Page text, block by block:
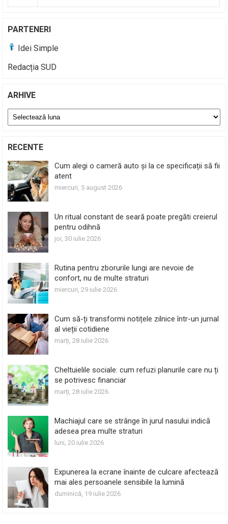
PARTENERI
Idei Simple
Redacția SUD
ARHIVE
Arhive
RECENTE
Cum alegi o cameră auto și la ce specificații să fii
atent
miercuri, 5 august 2026
Un ritual constant de seară poate pregăti creierul
pentru odihnă
joi, 30 iulie 2026
Rutina pentru zborurile lungi are nevoie de
confort, nu de multe straturi
miercuri, 29 iulie 2026
Cum să-ți transformi notițele zilnice într-un jurnal
al vieții cotidiene
marți, 28 iulie 2026
Cheltuielile sociale: cum refuzi planurile care nu ți
se potrivesc financiar
marți, 28 iulie 2026
Machiajul care se strânge în jurul nasului indică
adesea prea multe straturi
luni, 20 iulie 2026
Expunerea la ecrane înainte de culcare afectează
mai ales persoanele sensibile la lumină
duminică, 19 iulie 2026